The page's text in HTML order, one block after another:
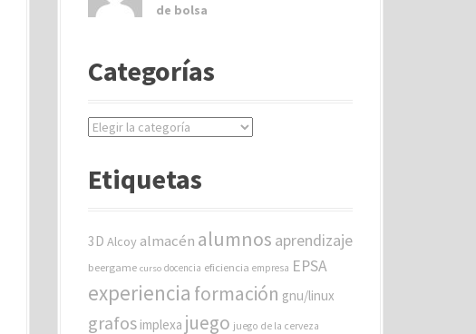
de bolsa
Categorías
C
e
r
s
Etiquetas
3D Alcoy almacén alumnos aprendizaje
beergame curso docencia eficiencia empresa EPSA
experiencia formación gnu/linux
grafos implexa juego juego de la cerveza